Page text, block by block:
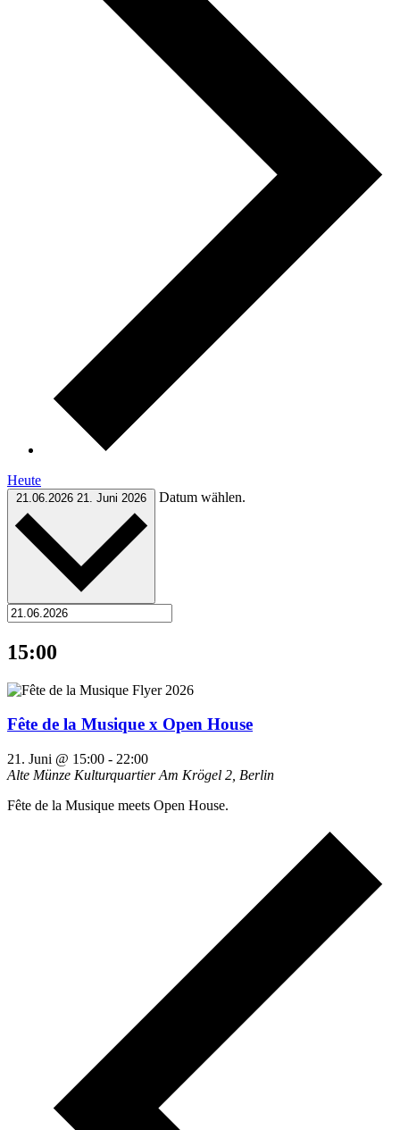
Heute
21.06.2026 21. Juni 2026 Datum wählen.
15:00
Fête de la Musique x Open House
21. Juni @ 15:00 - 22:00
Alte Münze KulturquartierAm Krögel 2, Berlin
Fête de la Musique meets Open House.